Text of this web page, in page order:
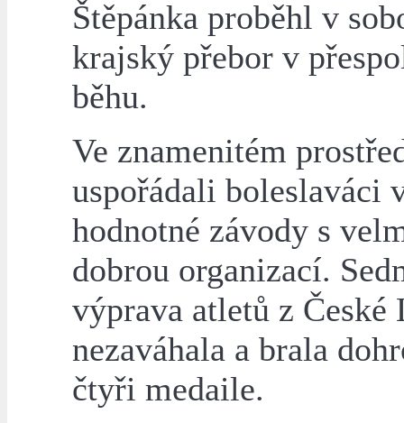
Štěpánka proběhl v
krajský přebor v
běhu.
Ve znamenitém
uspořádali boleslaváci
hodnotné závody s
dobrou organizací.
výprava atletů z České
nezaváhala a brala
čtyři medaile.